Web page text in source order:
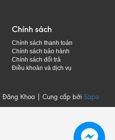
Chính sách
Chính sách thanh toán
Chính sách bảo hành
Chính sách đổi trả
Điều khoản và dịch vụ
Đăng Khoa | Cung cấp bởi Sapo